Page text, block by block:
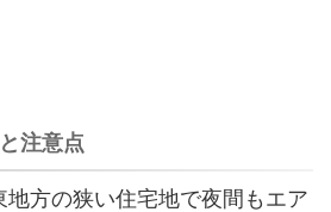
注意点
地方の狭い住宅地で夜間もエア